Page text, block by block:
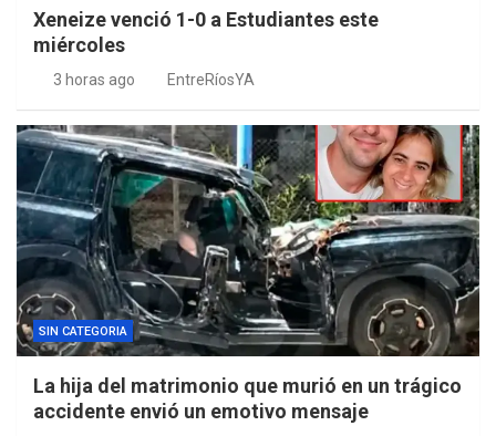
Xeneize venció 1-0 a Estudiantes este
miércoles
3 horas ago EntreRíosYA
SIN CATEGORIA
La hija del matrimonio que murió en un trágico
accidente envió un emotivo mensaje